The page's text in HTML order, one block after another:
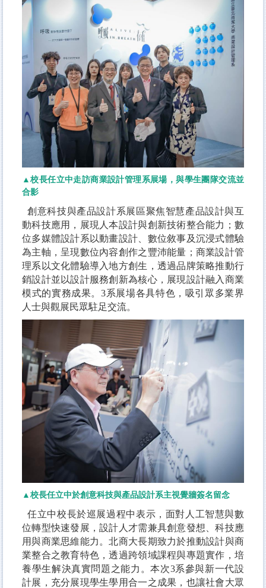
▲校長任立中走訪商業設計管理系展場，與學生團隊交流並
合影
創意科技與產品設計系展區聚焦智慧產品設計與互
動科技應用，展現人本設計與創新技術整合能力；數
位多媒體設計系以動畫設計、數位敘事及沉浸式體驗
為主軸，呈現數位內容創作之豐沛能量；商業設計管
理系以文化體驗導入地方創生，透過品牌策略推動行
銷設計並以設計服務創新為核心，展現設計融入商業
模式的實務成果。3系展場各具特色，吸引眾多業界
人士與觀展民眾駐足交流。
▲校長任立中於創意科技與產品設計系主視覺牆簽名留念
任立中校長於巡展過程中表示，面對人工智慧與數
位轉型快速發展，設計人才需兼具創意發想、科技應
用與商業思維能力。北商大長期致力於推動設計與商
業整合之教育特色，透過跨領域課程與專題實作，培
養學生解決真實問題之能力。本次3系參與新一代設
計展，充分展現學生學用合一之成果，也讓社會大眾